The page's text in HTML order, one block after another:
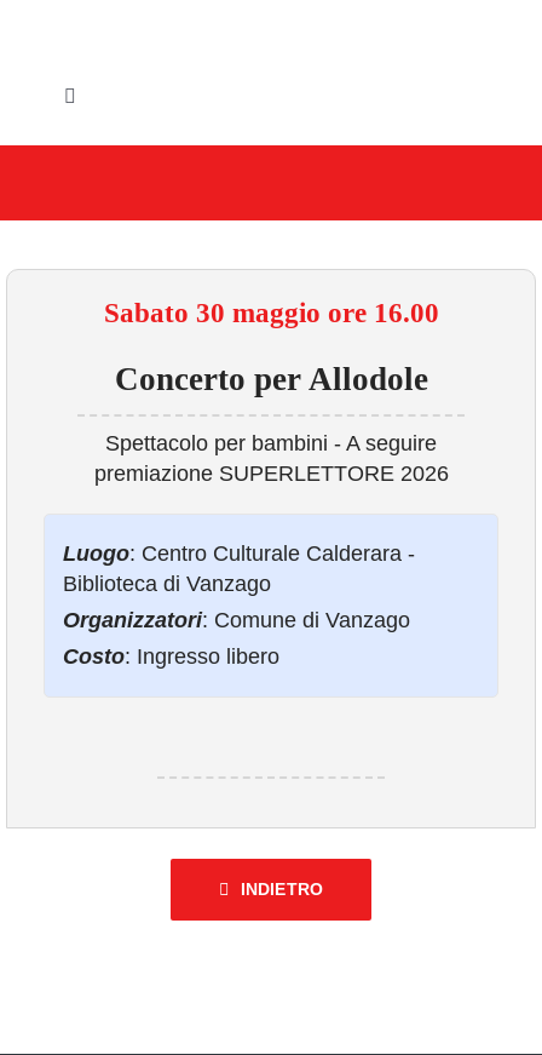
Toggle
IL COMUNE
COMUNICAZIONE
Sabato 30 maggio ore 16.00
Concerto per Allodole
Spettacolo per bambini - A seguire
premiazione SUPERLETTORE 2026
Luogo: Centro Culturale Calderara -
Biblioteca di Vanzago
Organizzatori: Comune di Vanzago
Costo: Ingresso libero
INDIETRO